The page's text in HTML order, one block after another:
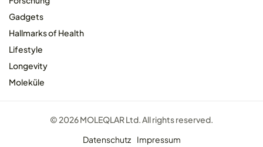
Gadgets
Hallmarks of Health
Lifestyle
Longevity
Moleküle
© 2026 MOLEQLAR Ltd. All rights reserved.
Datenschutz
Impressum